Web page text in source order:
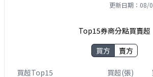
更新日期：08/
Top15券商分點買賣超
買方
賣方
買超Top15 買超(張)